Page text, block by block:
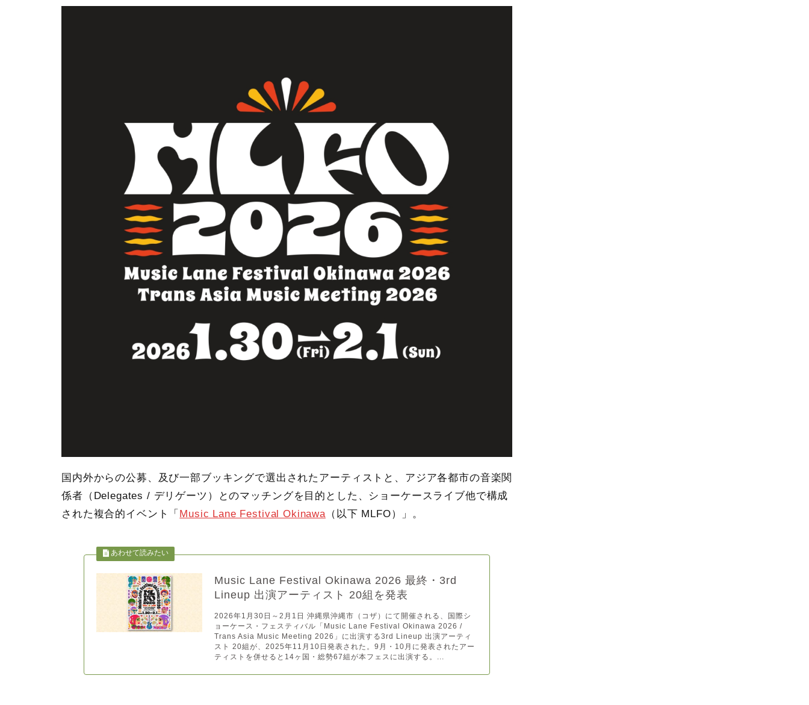
国内外からの公募、及び一部ブッキングで選出されたアーティストと、アジア各都市の音楽関
係者（Delegates / デリゲーツ）とのマッチングを目的とした、ショーケースライブ他で構成
された複合的イベント「 Music Lane Festival Okinawa（以下 MLFO）」。
Music Lane Festival Okinawa 2026 最終・3rd
Lineup 出演アーティスト 20組を発表
2026年1月30日～2月1日 沖縄県沖縄市（コザ）にて開催される、国際シ
ョーケース・フェスティバル「Music Lane Festival Okinawa 2026 /
Trans Asia Music Meeting 2026」に出演する3rd Lineup 出演アーティ
スト 20組が、2025年11月10日発表された。9月・10月に発表されたアー
ティストを併せると14ヶ国・総勢67組が本フェスに出演する。...